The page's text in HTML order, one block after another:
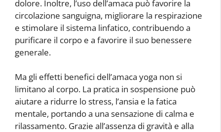
dolore. Inoltre, l’uso dell’amaca può favorire la
circolazione sanguigna, migliorare la respirazione
e stimolare il sistema linfatico, contribuendo a
purificare il corpo e a favorire il suo benessere
generale.
Ma gli effetti benefici dell’amaca yoga non si
limitano al corpo. La pratica in sospensione può
aiutare a ridurre lo stress, l’ansia e la fatica
mentale, portando a una sensazione di calma e
rilassamento. Grazie all’assenza di gravità e alla